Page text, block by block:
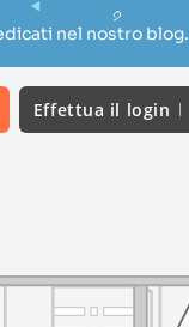
nel nostro blog.
Effettua il login